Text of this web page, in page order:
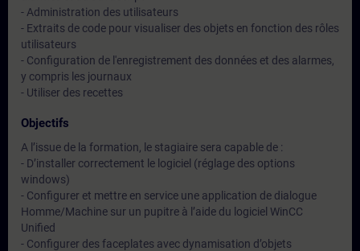
- Administration des utilisateurs
- Extraits de code pour visualiser des objets en fonction des rôles
utilisateurs
- Configuration de l'enregistrement des données et des alarmes,
y compris les journaux
- Utiliser des recettes
Objectifs
A l’issue de la formation, le stagiaire sera capable de :
- D’installer correctement le logiciel (réglage des options
windows)
- Configurer et mettre en service une application de dialogue
Homme/Machine sur un pupitre à l’aide du logiciel WinCC
Unified
- Configurer des faceplates avec dynamisation d’objets